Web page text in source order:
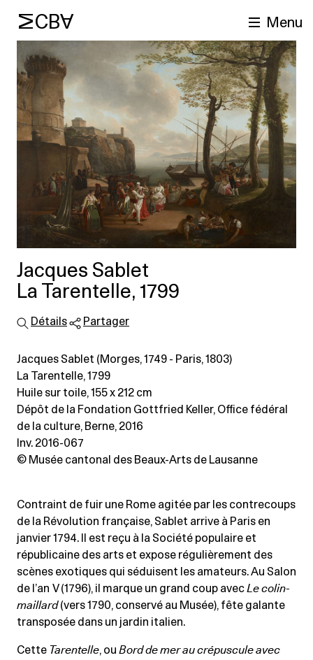
MCBA Menu
Jacques Sablet
La Tarentelle, 1799
Détails Partager
Jacques Sablet (Morges, 1749 - Paris, 1803)
La Tarentelle, 1799
Huile sur toile, 155 x 212 cm
Dépôt de la Fondation Gottfried Keller, Office fédéral
de la culture, Berne, 2016
Inv. 2016-067
© Musée cantonal des Beaux-Arts de Lausanne
Contraint de fuir une Rome agitée par les contrecoups
de la Révolution française, Sablet arrive à Paris en
janvier 1794. Il est reçu à la Société populaire et
républicaine des arts et expose régulièrement des
scènes exotiques qui séduisent les amateurs. Au Salon
de l’an V (1796), il marque un grand coup avecLe colin-
maillard(vers 1790, conservé au Musée), fête galante
transposée dans un jardin italien.
Cette Tarentelle, ou Bord de mer au crépuscule avec